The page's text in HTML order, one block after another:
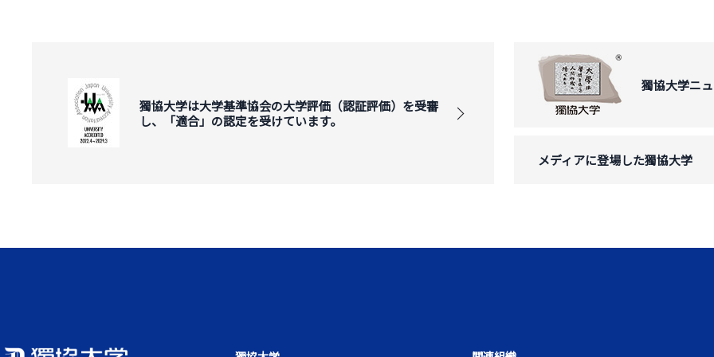
獨協大学は大学基準協会の大学評価（認証評価）を受審
し、「適合」の認定を受けています。
獨協大学ニ
メディアに登場した獨協大学